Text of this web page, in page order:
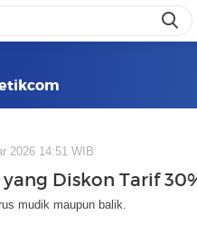
2026 14:51 WIB
Diskon Tarif
mudik maupun balik.